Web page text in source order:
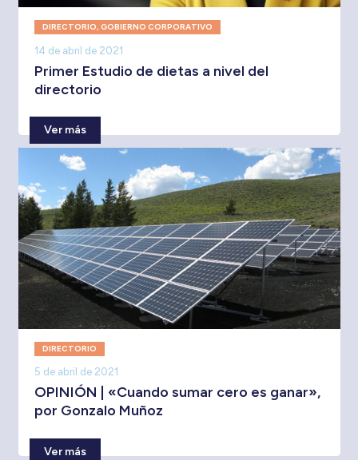
DIRECTORIO, GOBIERNO CORPORATIVO
14 de abril de 2021
Primer Estudio de dietas a nivel del
directorio
Ver más
DIRECTORIO
5 de abril de 2021
OPINIÓN | «Cuando sumar cero es ganar»,
por Gonzalo Muñoz
Ver más